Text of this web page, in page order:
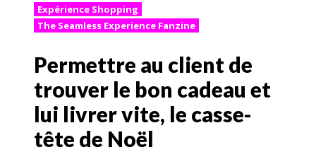
Expérience Shopping
The Seamless Experience Fanzine
Permettre au client de
trouver le bon cadeau et
lui livrer vite, le casse-
tête de Noël